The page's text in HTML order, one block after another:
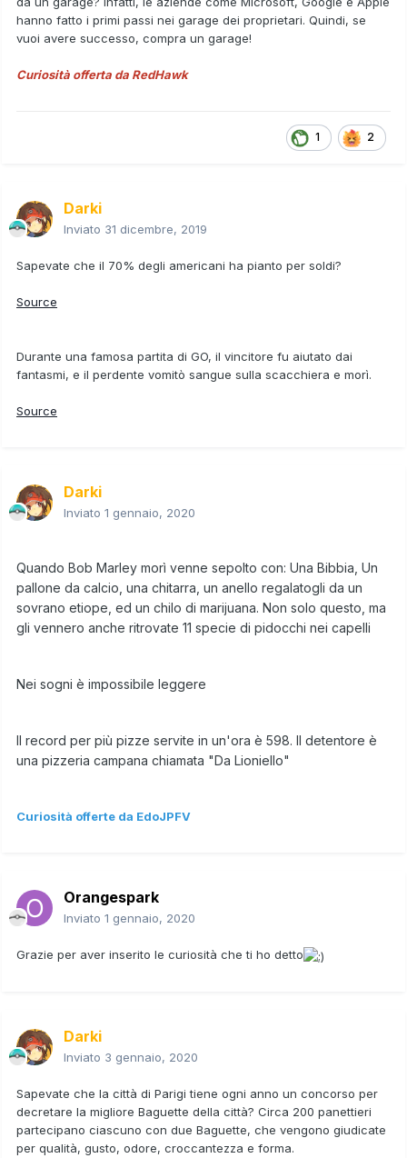
hanno fatto i primi passi nei garage dei proprietari. Quindi, se
vuoi avere successo, compra un garage!
Curiosità offerta da RedHawk
1 2
Darki
Inviato 31 dicembre, 2019
Sapevate che il 70% degli americani ha pianto per soldi?
Source
Durante una famosa partita di GO, il vincitore fu aiutato dai
fantasmi, e il perdente vomitò sangue sulla scacchiera e morì.
Source
Darki
Inviato 1 gennaio, 2020
Quando Bob Marley morì venne sepolto con: Una Bibbia, Un
pallone da calcio, una chitarra, un anello regalatogli da un
sovrano etiope, ed un chilo di marijuana. Non solo questo, ma
gli vennero anche ritrovate 11 specie di pidocchi nei capelli
Nei sogni è impossibile leggere
Il record per più pizze servite in un'ora è 598. Il detentore è
una pizzeria campana chiamata "Da Lioniello"
Curiosità offerte da EdoJPFV
Orangespark
Inviato 1 gennaio, 2020
Grazie per aver inserito le curiosità che ti ho detto
Darki
Inviato 3 gennaio, 2020
Sapevate che la città di Parigi tiene ogni anno un concorso per
decretare la migliore Baguette della città? Circa 200 panettieri
partecipano ciascuno con due Baguette, che vengono giudicate
per qualità, gusto, odore, croccantezza e forma.